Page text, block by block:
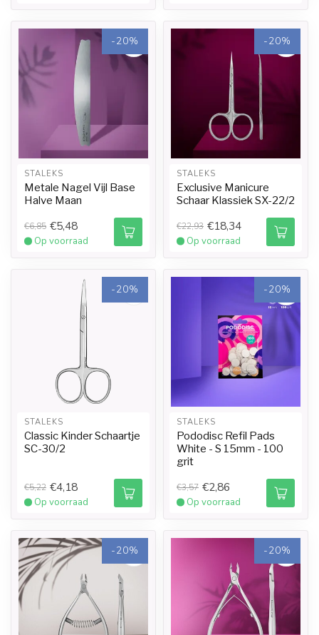
-20%
STALEKS
Metale Nagel Vijl Base
Halve Maan
€6,85 €5,48
Op voorraad
-20%
STALEKS
Exclusive Manicure
Schaar Klassiek SX-22/2
€22,93 €18,34
Op voorraad
-20%
STALEKS
Classic Kinder Schaartje
SC-30/2
€5,22 €4,18
Op voorraad
-20%
STALEKS
Pododisc Refil Pads
White - S 15mm - 100
grit
€3,57 €2,86
Op voorraad
-20% -20%